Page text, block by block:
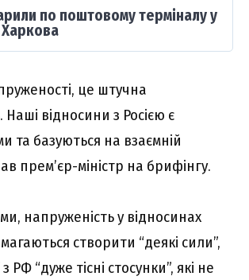
по поштовому терміналу у
Харкова
це штучна
Наші відносини з Росією є
та базуються на взаємній
прем’єр-міністр на брифінгу.
напруженість у відносинах
створити “деякі сили”,
РФ “дуже тісні стосунки”, які не